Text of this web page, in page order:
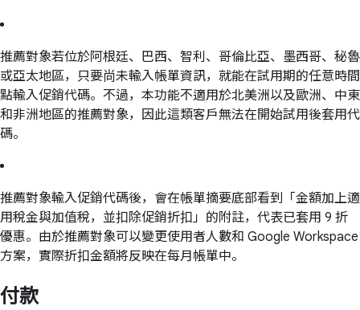
推薦對象若位於阿根廷、巴西、智利、哥倫比亞、墨西哥、秘魯
或亞太地區，只要尚未輸入帳單資訊，就能在試用期的任意時間
點輸入促銷代碼。不過，本功能不適用於北美洲以及歐洲、中東
和非洲地區的推薦對象，因此這類客戶無法在開始試用後套用代
碼。
推薦對象輸入促銷代碼後，會在帳單摘要底部看到「金額加上適
用稅金與加值稅，並扣除促銷折扣」的附註，代表已套用 9 折
優惠。由於推薦對象可以變更使用者人數和 Google Workspace
方案，實際折扣金額將反映在每月帳單中。
付款